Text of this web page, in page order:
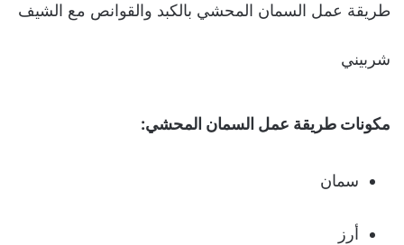
طريقة عمل السمان المحشي بالكبد والقوانص مع الشيف
شربيني
مكونات طريقة عمل السمان المحشي:
سمان
أرز